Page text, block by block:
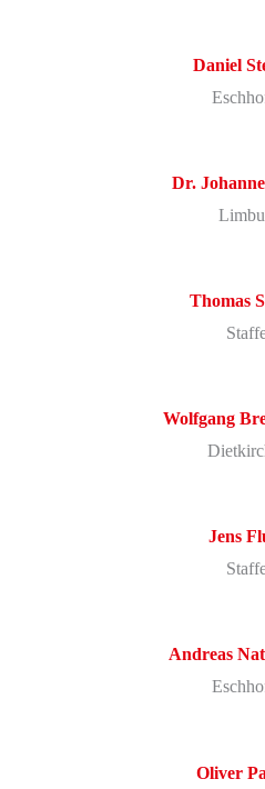
Daniel
Dr.
Thomas
Wolfgang
Jens
Andreas
Oliver